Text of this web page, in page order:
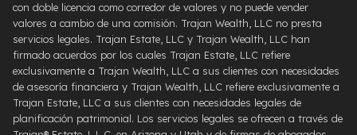
con doble licencia como corredor de valores y no puede vender
valores a cambio de una comisión. Trajan Wealth, LLC no presta
servicios legales. Trajan Estate, LLC y Trajan Wealth, LLC han
firmado acuerdos por los cuales Trajan Estate, LLC refiere
exclusivamente a Trajan Wealth, LLC a sus clientes con necesidades
de asesoría financiera y Trajan Wealth, LLC refiere exclusivamente a
Trajan Estate, LLC a sus clientes con necesidades legales de
planificación patrimonial. Los servicios legales se ofrecen a través de